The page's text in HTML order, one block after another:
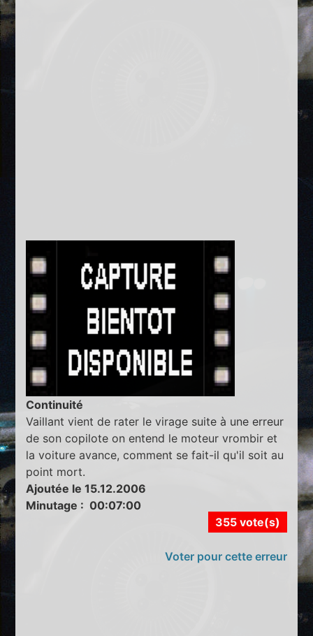
Continuité
Vaillant vient de rater le virage suite à une erreur
de son copilote on entend le moteur vrombir et
la voiture avance, comment se fait-il qu'il soit au
point mort.
Ajoutée le 15.12.2006
Minutage : 00:07:00
355 vote(s)
Voter pour cette erreur